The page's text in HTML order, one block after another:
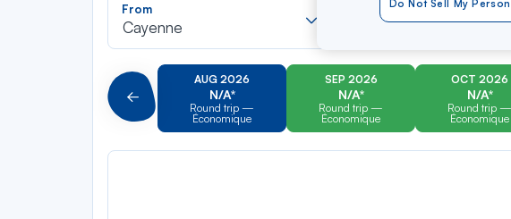
From
Cayenne
liste
Précédent
AUG 2026
N/A*
Round trip —
Économique
SEP 2026
N/A*
Round trip —
Économique
OCT 2026
N/A*
Round trip —
Économique
Do Not Sell My